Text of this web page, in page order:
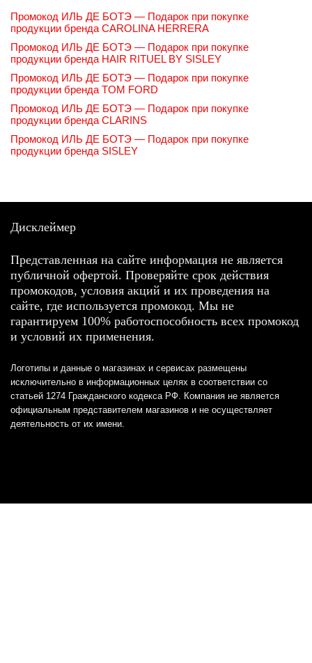
Промокод ИЛЬ ДЕ БОТЭ — Подарок при покупке
продукции бренда CAROLINA HERRERA
Промокод ИЛЬ ДЕ БОТЭ — Подарок при покупке
продукции бренда HAIR RITUEL BY SISLEY
Промокод ИЛЬ ДЕ БОТЭ — Подарок при покупке
продукции бренда TOM FORD
Промокод ИЛЬ ДЕ БОТЭ — Подарок при покупке
продукции бренда CLARINS
Промокод ИЛЬ ДЕ БОТЭ — Подарок при покупке
продукции бренда SISLEY
Дисклеймер
Представленная на сайте информация не является
публичной офертой. Проверяйте срок действия
промокодов, условия акций и их проведения на
сайте, где используется промокод. Мы не
гарантируем 100% работоспособность всех промокод
и условий их применения.
Логотипы и данные о магазинах и сервисах размещены
исключительно в информационных целях в соответствии со
статьей 1274 Гражданского кодекса РФ. Компания не является
официальным представителем магазинов и не осуществляет
деятельность от их имени.
Отказ от ответственности